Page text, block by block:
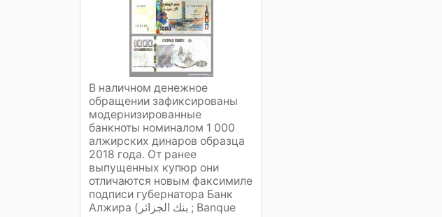
В наличном денежное
обращении зафиксированы
модернизированные
банкноты номиналом 1 000
алжирских динаров образца
2018 года. От ранее
выпущенных купюр они
отличаются новым факсимиле
подписи губернатора Банк
Алжира (بنك الجزائر ; Banque